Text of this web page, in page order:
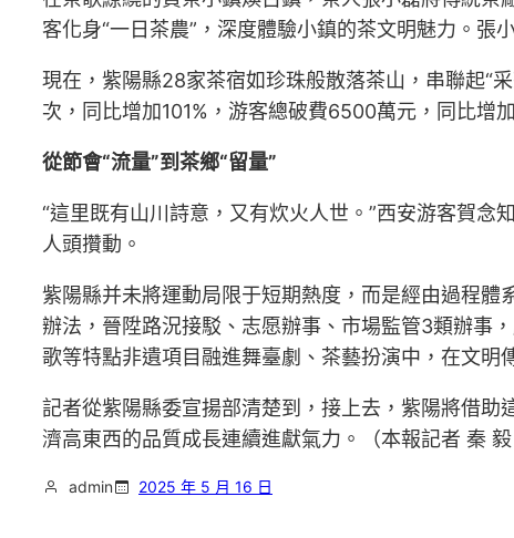
客化身“一日茶農”，深度體驗小鎮的茶文明魅力。
現在，紫陽縣28家茶宿如珍珠般散落茶山，串聯起“
次，同比增加101%，游客總破費6500萬元，同比增
從節會“流量”到茶鄉“留量”
“這里既有山川詩意，又有炊火人世。”西安游客賀
人頭攢動。
紫陽縣并未將運動局限于短期熱度，而是經由過程體
辦法，晉陞路況接駁、志愿辦事、市場監管3類辦事
歌等特點非遺項目融進舞臺劇、茶藝扮演中，在文明
記者從紫陽縣委宣揚部清楚到，接上去，紫陽將借
濟高東西的品質成長連續進獻氣力。（本報記者 秦 毅
admin 2025 年 5 月 16 日